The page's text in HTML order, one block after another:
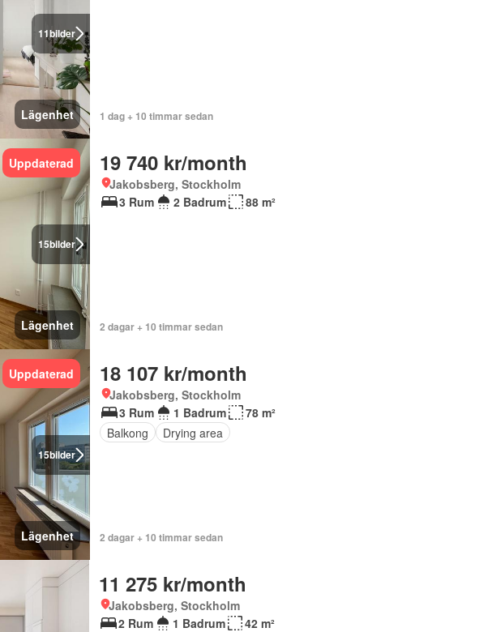
11bilder
Lägenhet 1 dag + 10 timmar sedan
15bilder
Uppdaterad
Lägenhet
19 740 kr/month
Jakobsberg, Stockholm
3 Rum
2 Badrum 88 m²
2 dagar + 10 timmar sedan
15bilder
Uppdaterad
Lägenhet
18 107 kr/month
Jakobsberg, Stockholm
3 Rum
1 Badrum
78 m²
Balkong
Drying area
2 dagar + 10 timmar sedan
11 275 kr/month
Jakobsberg, Stockholm
2 Rum
1 Badrum 42 m²